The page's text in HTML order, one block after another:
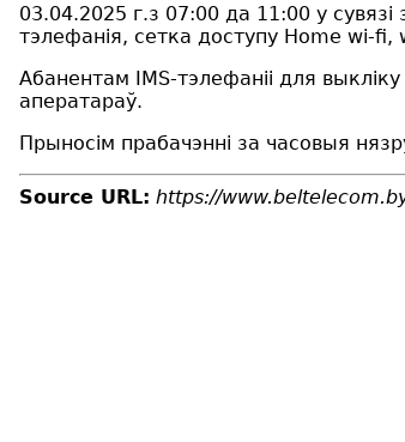
03.04.2025 г.з 07:00 да 11:00 у сувязі
тэлефанія, cетка доступу Home wi-fi,
Абанентам IMS-тэлефаніі для
аператараў.
Прыносім прабачэнні за часовыя
Source URL: https://